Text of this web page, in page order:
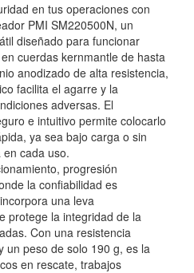
en tus operaciones con
PMI SM220500N, un
diseñado para funcionar
cuerdas kernmantle de hasta
anodizado de alta resistencia,
facilita el agarre y la
adversas. El
e intuitivo permite colocarlo
ya sea bajo carga o sin
cada uso.
progresión
la confiabilidad es
una leva
protege la integridad de la
Con una resistencia
un peso de solo 190 g, es la
en rescate, trabajos